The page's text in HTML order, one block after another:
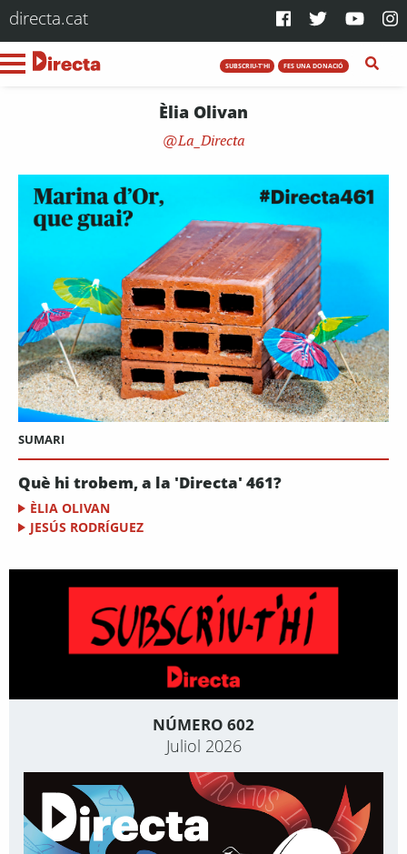
directa.cat
SUBSCRIU-T'HI FES UNA DONACIÓ
Èlia Olivan
La_Directa
SUMARI
Què hi trobem, a la 'Directa' 461?
ÈLIA OLIVAN
JESÚS RODRÍGUEZ
NÚMERO 602
Juliol 2026